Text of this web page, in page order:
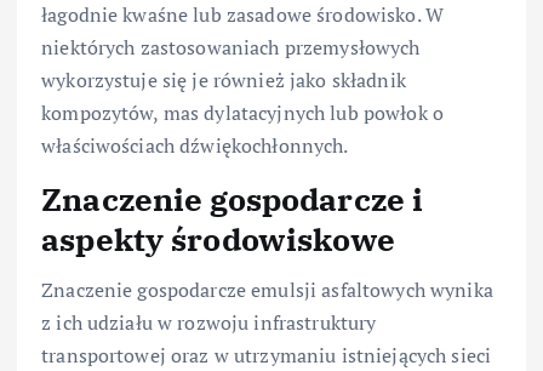
łagodnie kwaśne lub zasadowe środowisko. W
niektórych zastosowaniach przemysłowych
wykorzystuje się je również jako składnik
kompozytów, mas dylatacyjnych lub powłok o
właściwościach dźwiękochłonnych.
Znaczenie gospodarcze i
aspekty środowiskowe
Znaczenie gospodarcze emulsji asfaltowych wynika
z ich udziału w rozwoju infrastruktury
transportowej oraz w utrzymaniu istniejących sieci